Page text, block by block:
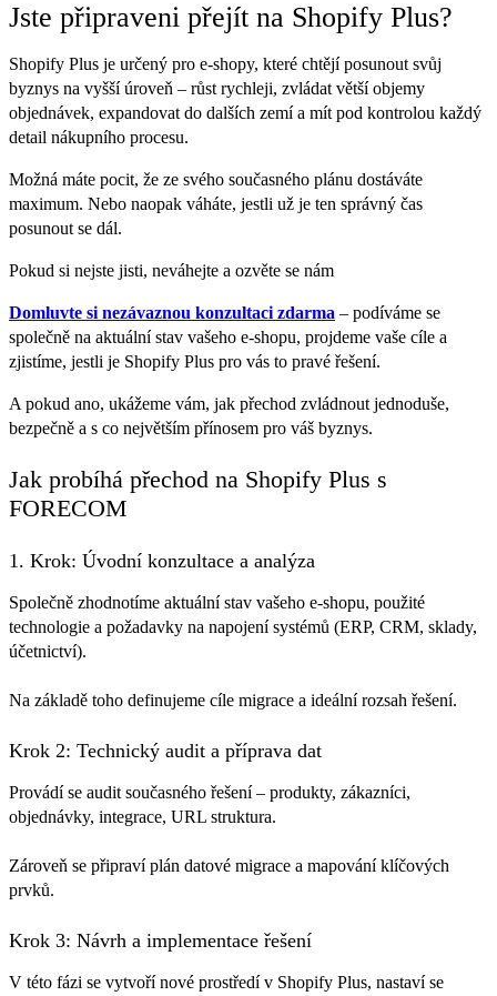
Jste připraveni přejít na Shopify Plus?
Shopify Plus je určený pro e-shopy, které chtějí posunout svůj
byznys na vyšší úroveň – růst rychleji, zvládat větší objemy
objednávek, expandovat do dalších zemí a mít pod kontrolou každý
detail nákupního procesu.
Možná máte pocit, že ze svého současného plánu dostáváte
maximum. Nebo naopak váháte, jestli už je ten správný čas
posunout se dál.
Pokud si nejste jisti, neváhejte a ozvěte se nám
Domluvte si nezávaznou konzultaci zdarma – podíváme se
společně na aktuální stav vašeho e-shopu, projdeme vaše cíle a
zjistíme, jestli je Shopify Plus pro vás to pravé řešení.
A pokud ano, ukážeme vám, jak přechod zvládnout jednoduše,
bezpečně a s co největším přínosem pro váš byznys.
Jak probíhá přechod na Shopify Plus s
FORECOM
1. Krok: Úvodní konzultace a analýza
Společně zhodnotíme aktuální stav vašeho e-shopu, použité
technologie a požadavky na napojení systémů (ERP, CRM, sklady,
účetnictví).
Na základě toho definujeme cíle migrace a ideální rozsah řešení.
Krok 2: Technický audit a příprava dat
Provádí se audit současného řešení – produkty, zákazníci,
objednávky, integrace, URL struktura.
Zároveň se připraví plán datové migrace a mapování klíčových
prvků.
Krok 3: Návrh a implementace řešení
V této fázi se vytvoří nové prostředí v Shopify Plus, nastaví se